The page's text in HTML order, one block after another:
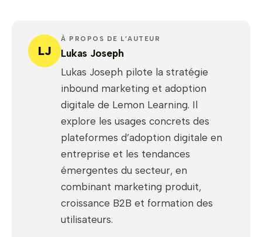
LJ
À PROPOS DE L’AUTEUR
Lukas Joseph
Lukas Joseph pilote la stratégie
inbound marketing et adoption
digitale de Lemon Learning. Il
explore les usages concrets des
plateformes d’adoption digitale en
entreprise et les tendances
émergentes du secteur, en
combinant marketing produit,
croissance B2B et formation des
utilisateurs.